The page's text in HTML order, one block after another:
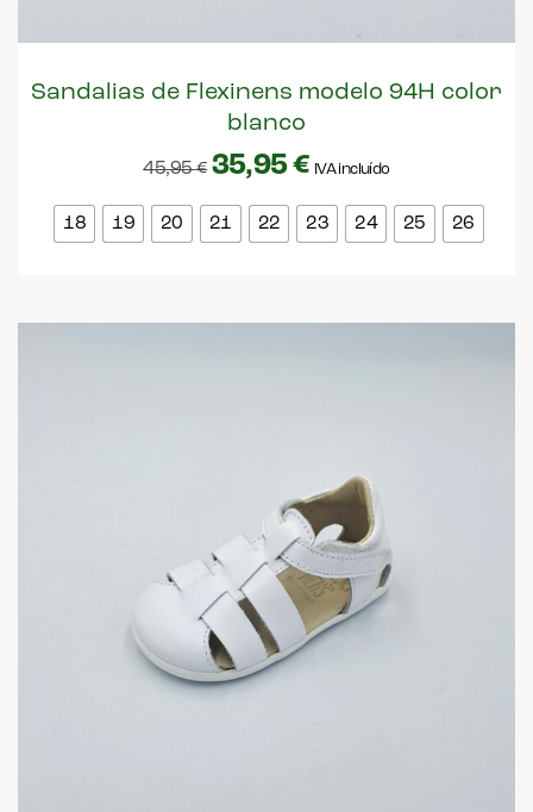
Sandalias de Flexinens modelo 94H color
blanco
45,95€ 35,95€ IVA incluído
18 19 20 21 22 23 24 25 26